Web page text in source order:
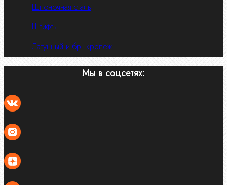
Шпоночная сталь
Штифты
Латунный и бр. крепеж
Мы в соцсетях: